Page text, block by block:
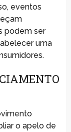
eventos
podem ser
uma
o apelo de